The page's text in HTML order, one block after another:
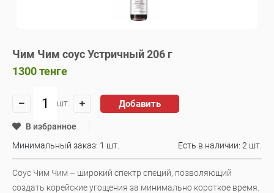
Чим Чим соус Устричный 206 г
1300тенге
шт. Добавить
В избранное
Минимальный заказ: 1 шт.
Есть в наличии: 2 шт.
Соус Чим Чим – широкий спектр специй, позволяющий
создать корейские угощения за минимально короткое время.